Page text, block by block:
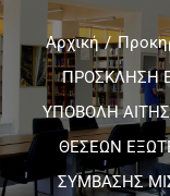
Σχολές και
Μεταπτυχιακά
Πανεπιστημιακές
Αρχική
ΠΡΟΣΚΛΗΣΗ
ΥΠΟΒΟΛΗ
ΘΕΣΕΩΝ
ΣΥΜΒΑΣΗΣ